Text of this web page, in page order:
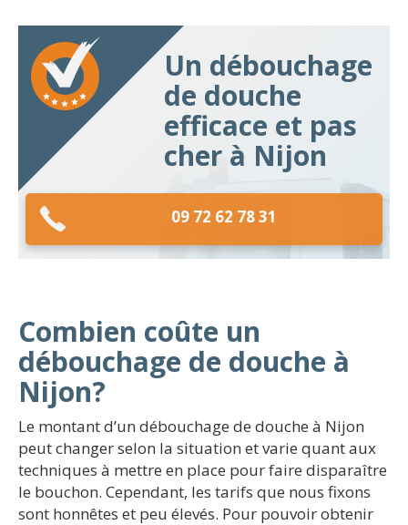
Un débouchage
de douche
efficace et pas
cher à Nijon
09 72 62 78 31
Combien coûte un
débouchage de douche à
Nijon?
Le montant d’un débouchage de douche à Nijon
peut changer selon la situation et varie quant aux
techniques à mettre en place pour faire disparaître
le bouchon. Cependant, les tarifs que nous fixons
sont honnêtes et peu élevés. Pour pouvoir obtenir